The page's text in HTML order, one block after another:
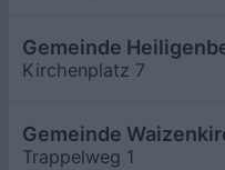
Gemeinde
Kirchenplatz 7
Gemeinde
Trappelweg 1